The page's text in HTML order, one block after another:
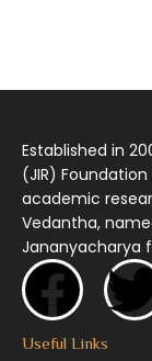
Established in
(JIR)
academic
Vedantha,
Jananyacharya
Useful Links